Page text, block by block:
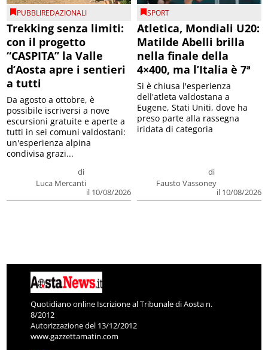
PUBBLIREDAZIONALI
Trekking senza limiti:
con il progetto
“CASPITA” la Valle
d’Aosta apre i sentieri
a tutti
di
Luca Mercanti
il 10/08/2026
Da agosto a ottobre, è
possibile iscriversi a nove
escursioni gratuite e aperte a
tutti in sei comuni valdostani:
un'esperienza alpina
condivisa grazi...
SPORT
Atletica, Mondiali U20:
Matilde Abelli brilla
nella finale della
4×400, ma l’Italia è 7ª
di
Fausto Vassoney
il 10/08/2026
Si è chiusa l'esperienza
dell'atleta valdostana a
Eugene, Stati Uniti, dove ha
preso parte alla rassegna
iridata di categoria
Quotidiano online Iscrizione al Tribunale di Aosta n.
8/2012
Autorizzazione del 13/12/2012
www.gazzettamatin.com